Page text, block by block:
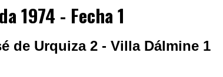
1974 - Fecha 1
de Urquiza 2 - Villa Dálmine 1